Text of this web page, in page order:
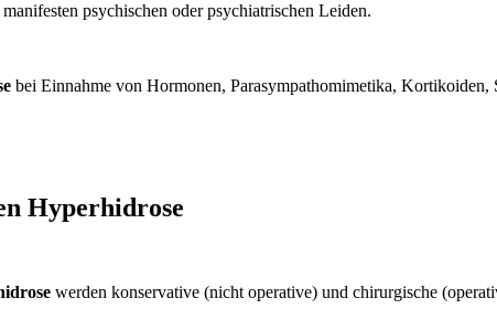
psychischen oder psychiatrischen Leiden.
bei Einnahme von Hormonen, Parasympathomimetika, Kortikoiden,
Hyperhidrose
werden konservative (nicht operative) und chirurgische